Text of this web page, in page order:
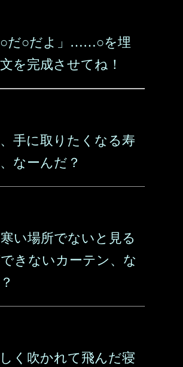
○だ○だよ」……○を埋
を完成させてね！
手に取りたくなる寿
なーんだ？
い場所でないと見る
きないカーテン、な
く吹かれて飛んだ寝